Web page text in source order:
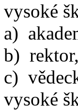
vysoké
a)
b) rektor,
c)
vysoké